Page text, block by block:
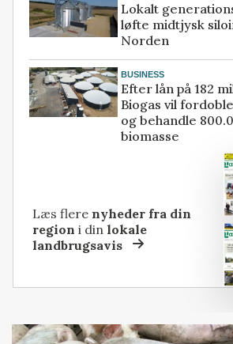
Lokalt
løfte midtjysk
Norden
BUSINESS
Efter lån på 182
Biogas vil
og behandle
biomasse
Læs flere nyheder fra din
region i dinlokale
landbrugsavis